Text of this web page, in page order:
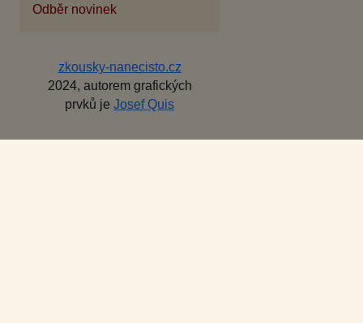
Odběr novinek
zkousky-nanecisto.cz
2024, autorem grafických
prvků je Josef Quis